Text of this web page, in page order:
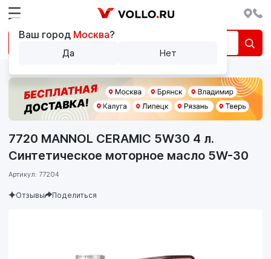
7720 MANNOL CERAMIC 5W30 4 л.
Синтетическое моторное масло 5W-30
Артикул: 77204
Отзывы Поделиться
Ваш город Москва?
Да Нет